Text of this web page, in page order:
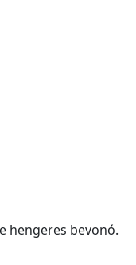
hengeres bevonó.